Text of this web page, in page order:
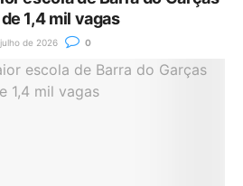
1,4 mil vagas
de 2026 0